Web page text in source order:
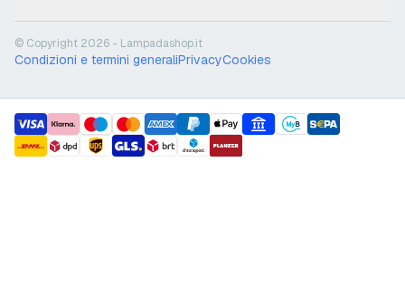
© Copyright 2026 - Lampadashop.it
Condizioni e termini generaliPrivacyCookies
payment methods
shipment methods